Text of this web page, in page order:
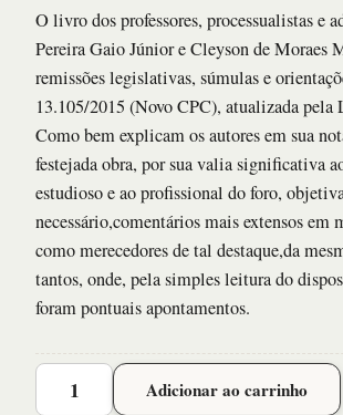
O livro dos professores, processualistas e
Pereira Gaio Júnior e Cleyson de Moraes
remissões legislativas, súmulas e
13.105/2015 (Novo CPC), atualizada pela
Como bem explicam os autores em sua
festejada obra, por sua valia significativa
estudioso e ao profissional do foro,
necessário,comentários mais extensos em
como merecedores de tal destaque,da
tantos, onde, pela simples leitura do
foram pontuais apontamentos.
Novo
Codigo
Adicionar ao carrinho